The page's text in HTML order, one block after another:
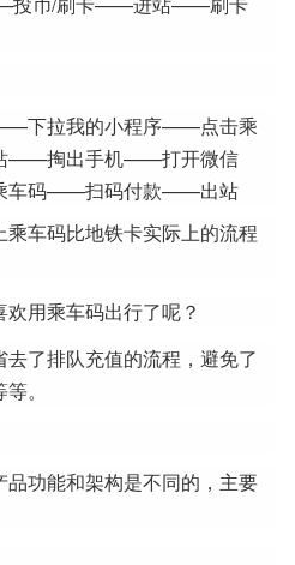
下拉我的小程序——点击乘
掏出手机——打开微信
码——扫码付款——出站
车码比地铁卡实际上的流程
用乘车码出行了呢？
了排队充值的流程，避免了
。
功能和架构是不同的，主要